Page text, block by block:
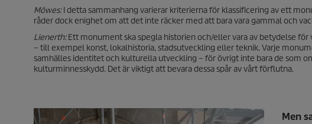
Möwes:I detta sammanhang varierar kriterierna för klassificering av ett
råder dock enighet om att det inte räcker med att bara vara gammal och
Lienerth:Ett monument ska spegla historien och/eller vara av betydelse för
– till exempel konst, lokalhistoria, stadsutveckling eller teknik. Varje
samhälles identitet och kulturella utveckling – för övrigt inte bara de som
kulturminnesskydd. Det är viktigt att bevara dessa spår av vårt förflutna.
Men